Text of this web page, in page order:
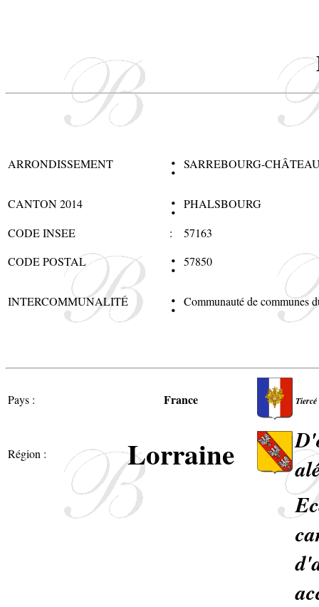
ARRONDISSEMENT : SARREBOURG-
CANTON 2014 : PHALSBOURG
CODE INSEE
:
57163
CODE POSTAL
: 57850
INTERCOMMUNALITÉ : Communauté de communes
Pays : France
Région : Lorraine